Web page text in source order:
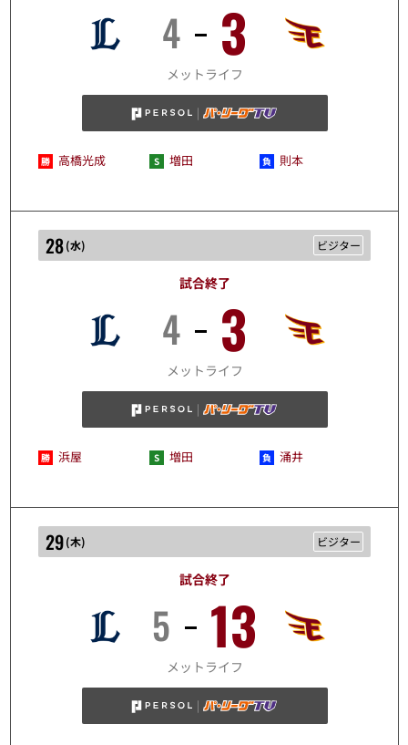
10/27
4 3
メットライフ
高橋光成 増田 則本
10/28
28(水) ビジター
試合終了
4 3
メットライフ
浜屋 増田 涌井
10/29
29(木) ビジター
試合終了
5 13
メットライフ